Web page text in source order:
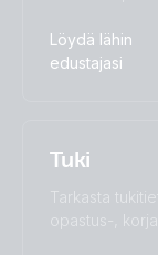
Löydä lähin
edustajasi
Tuki
Tarkasta
opastus-,